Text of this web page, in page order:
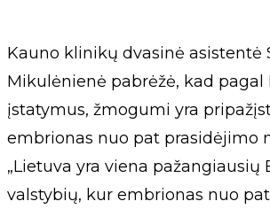
Kauno klinikų dvasinė asistentė
Mikulėnienė pabrėžė, kad pagal
įstatymus, žmogumi yra
embrionas nuo pat prasidėjimo
„Lietuva yra viena pažangiausių
valstybių, kur embrionas nuo